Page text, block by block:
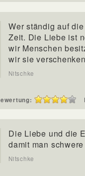
Wer ständig auf
Zeit. Die Liebe ist
wir Menschen
wir sie
Nitschke
Die Liebe und die
damit man
Nitschke